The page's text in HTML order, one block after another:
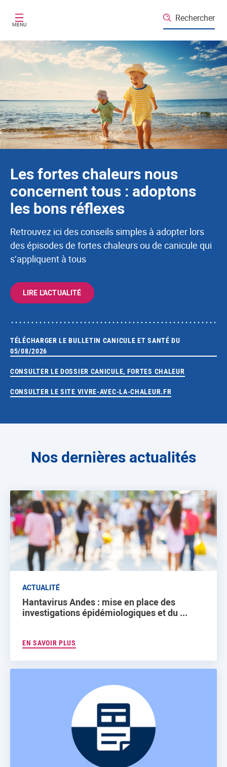
MENU
Rechercher
Santé publique France
Les fortes chaleurs nous
concernent tous : adoptons
les bons réflexes
Retrouvez ici des conseils simples à adopter lors
des épisodes de fortes chaleurs ou de canicule qui
s’appliquent à tous
LIRE L'ACTUALITÉ
TÉLÉCHARGER LE BULLETIN CANICULE ET SANTÉ DU
05/08/2026
CONSULTER LE DOSSIER CANICULE, FORTES CHALEUR
CONSULTER LE SITE VIVRE-AVEC-LA-CHALEUR.FR
Nos dernières actualités
ACTUALITÉ
Hantavirus Andes : mise en place des
investigations épidémiologiques et du ...
EN SAVOIR PLUS